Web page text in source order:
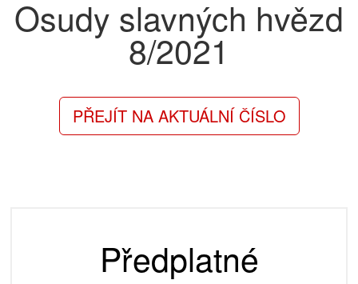
Osudy slavných hvězd
8/2021
PŘEJÍT NA AKTUÁLNÍ ČÍSLO
Předplatné